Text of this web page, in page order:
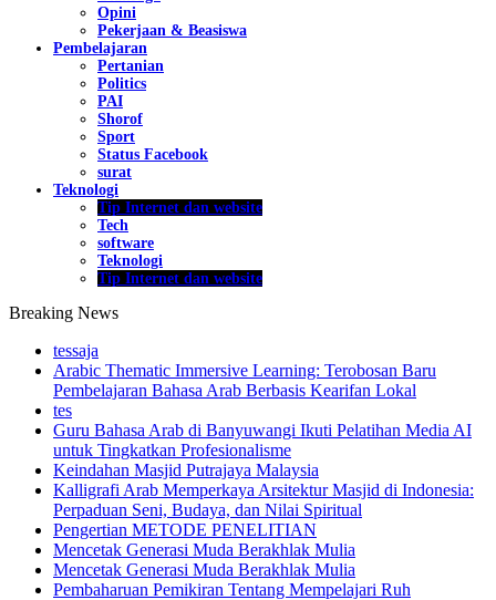
Opini
Pekerjaan & Beasiswa
Pembelajaran
Pertanian
Politics
PAI
Shorof
Sport
Status Facebook
surat
Teknologi
Tip Internet dan website
Tech
software
Teknologi
Tip Internet dan website
Breaking News
tessaja
Arabic Thematic Immersive Learning: Terobosan Baru
Pembelajaran Bahasa Arab Berbasis Kearifan Lokal
tes
Guru Bahasa Arab di Banyuwangi Ikuti Pelatihan Media AI
untuk Tingkatkan Profesionalisme
Keindahan Masjid Putrajaya Malaysia
Kalligrafi Arab Memperkaya Arsitektur Masjid di Indonesia:
Perpaduan Seni, Budaya, dan Nilai Spiritual
Pengertian METODE PENELITIAN
Mencetak Generasi Muda Berakhlak Mulia
Mencetak Generasi Muda Berakhlak Mulia
Pembaharuan Pemikiran Tentang Mempelajari Ruh